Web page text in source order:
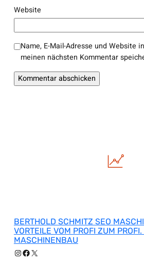
Website
Name, E-Mail-Adresse und Website
meinen nächsten Kommentar
BERTHOLD SCHMITZ SEO
VORTEILE VOM PROFI ZUM
MASCHINENBAU
Instagram
Facebook
X